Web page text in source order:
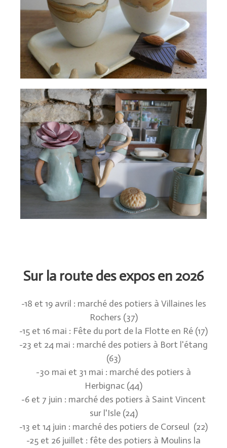
Sur la route des expos en 2026
-18 et 19 avril : marché des potiers à Villaines les
Rochers (37)
-15 et 16 mai : Fête du port de la Flotte en Ré (17)
-23 et 24 mai : marché des potiers à Bort l'étang
(63)
-30 mai et 31 mai : marché des potiers à
Herbignac (44)
-6 et 7 juin : marché des potiers à Saint Vincent
sur l'Isle (24)
-13 et 14 juin : marché des potiers de Corseul (22)
-25 et 26 juillet : fête des potiers à Moulins la